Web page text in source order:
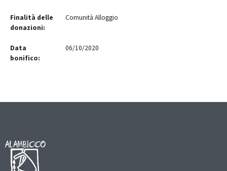
Comunità Alloggio
06/10/2020